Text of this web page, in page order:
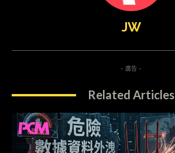
JW
- 廣告 -
Related Articles